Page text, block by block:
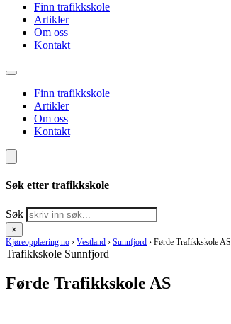
Finn trafikkskole
Artikler
Om oss
Kontakt
Finn trafikkskole
Artikler
Om oss
Kontakt
Søk etter trafikkskole
Søk
×
Kjøreopplæring.no › Vestland › Sunnfjord › Førde Trafikkskole AS
Trafikkskole Sunnfjord
Førde Trafikkskole AS